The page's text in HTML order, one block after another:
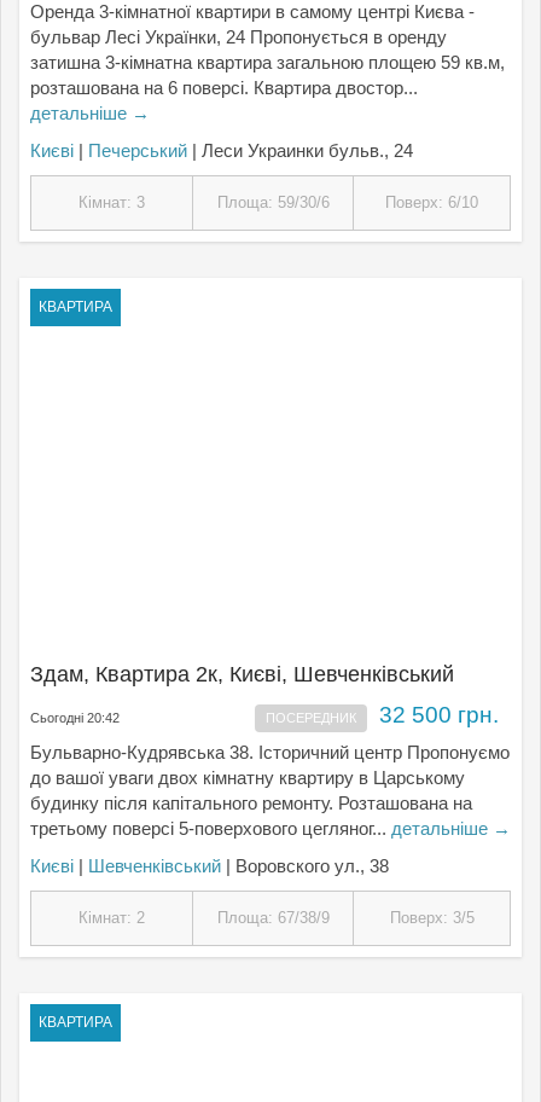
Оренда 3-кімнатної квартири в самому центрі Києва -
бульвар Лесі Українки, 24 Пропонується в оренду
затишна 3-кімнатна квартира загальною площею 59 кв.м,
розташована на 6 поверсі. Квартира двостор...
детальніше →
Києвi | Печерський | Леси Украинки бульв., 24
Кімнат: 3 Площа: 59/30/6 Поверх: 6/10
КВАРТИРА
Здам, Квартира 2к, Києвi, Шевченківський
Сьогодні 20:42 ПОСЕРЕДНИК 32 500 грн.
Бульварно-Кудрявська 38. Історичний центр Пропонуємо
до вашої уваги двох кімнатну квартиру в Царському
будинку після капітального ремонту. Розташована на
третьому поверсі 5-поверхового цегляног... детальніше →
Києвi | Шевченківський | Воровского ул., 38
Кімнат: 2 Площа: 67/38/9 Поверх: 3/5
КВАРТИРА